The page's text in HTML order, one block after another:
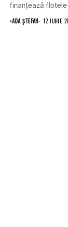
finanțează flotele
•ADA ȘTEFAN 12 IUNIE